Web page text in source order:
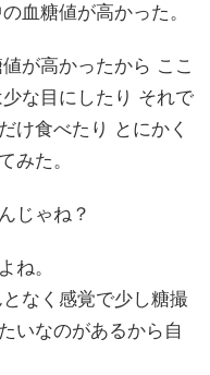
血糖値が高かった。
が高かったから ここ
な目にしたり それで
け食べたり とにかく
みた。
じゃね？
ね。
なく感覚で少し糖撮
いなのがあるから自